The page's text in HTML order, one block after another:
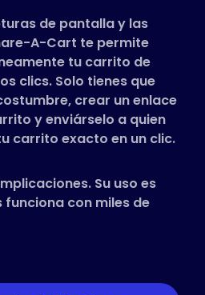
(Spanish)
de pantalla y las
A-Cart te permite
tu carrito de
clics. Solo tienes que
crear un enlace
y enviárselo a quien
carrito exacto en un clic.
Su uso es
funciona con miles de